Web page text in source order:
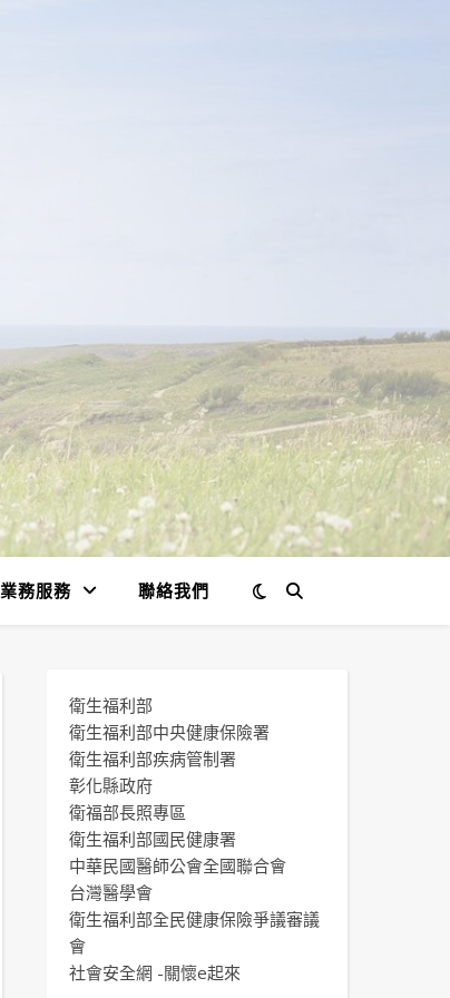
業務服務 聯絡我們
衛生福利部
衛生福利部中央健康保險署
衛生福利部疾病管制署
彰化縣政府
衛福部長照專區
衛生福利部國民健康署
中華民國醫師公會全國聯合會
台灣醫學會
衛生福利部全民健康保險爭議審議
會
社會安全網 -關懷e起來